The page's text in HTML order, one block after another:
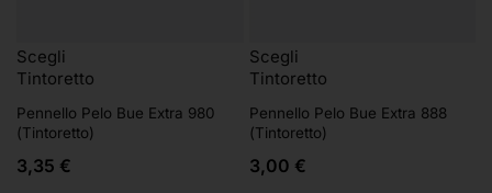
Scegli
Tintoretto
Pennello Pelo Bue Extra 980
(Tintoretto)
3,35 €
Scegli
Tintoretto
Pennello Pelo Bue Extra 888
(Tintoretto)
3,00 €